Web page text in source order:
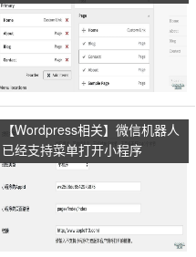
单
【Wordpress相关】微信机器人
已经支持菜单打开小程序